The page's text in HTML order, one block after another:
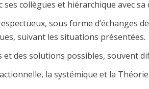
collègues et hiérarchique avec
sous forme d’échanges
suivant les situations présentées.
des solutions possibles, souvent
la systémique et la